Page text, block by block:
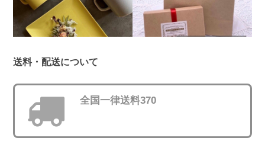
送料・配送について
全国一律送料370